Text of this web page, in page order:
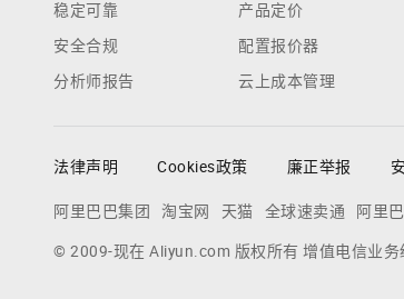
稳定可靠
安全合规
分析师报告
产品定价
配置报价器
云上成本管理
法律声明 Cookies政策 廉正举报
阿里巴巴集团 淘宝网 天猫 全球速卖通 阿里
© 2009-现在 Aliyun.com 版权所有 增值电信业务